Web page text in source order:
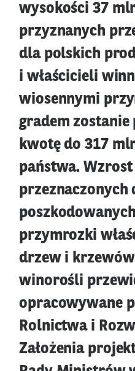
wysokości 37
przyznanych
dla polskich
i właścicieli
wiosennymi
gradem zostanie
kwotę do 317
państwa.
przeznaczonych
przymrozki
drzew i
winorośli
opracowywane
Rolnictwa i
Założenia